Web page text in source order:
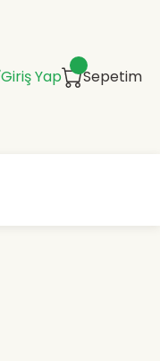
Giriş Yap Sepetim